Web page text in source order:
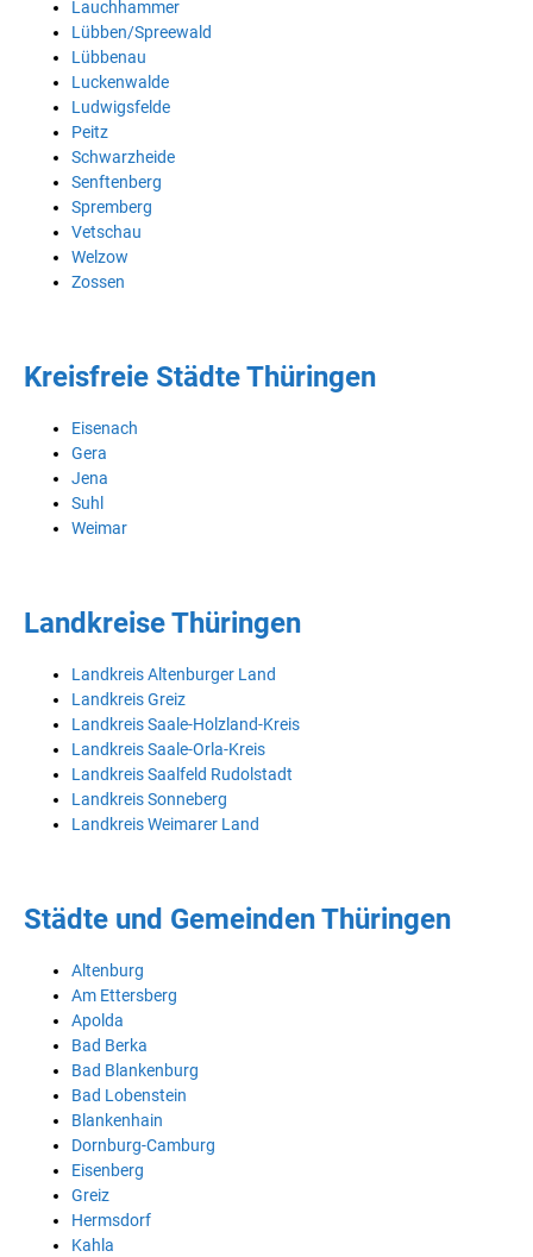
Lauchhammer
Lübben/Spreewald
Lübbenau
Luckenwalde
Ludwigsfelde
Peitz
Schwarzheide
Senftenberg
Spremberg
Vetschau
Welzow
Zossen
Kreisfreie Städte Thüringen
Eisenach
Gera
Jena
Suhl
Weimar
Landkreise Thüringen
Landkreis Altenburger Land
Landkreis Greiz
Landkreis Saale-Holzland-Kreis
Landkreis Saale-Orla-Kreis
Landkreis Saalfeld Rudolstadt
Landkreis Sonneberg
Landkreis Weimarer Land
Städte und Gemeinden Thüringen
Altenburg
Am Ettersberg
Apolda
Bad Berka
Bad Blankenburg
Bad Lobenstein
Blankenhain
Dornburg-Camburg
Eisenberg
Greiz
Hermsdorf
Kahla